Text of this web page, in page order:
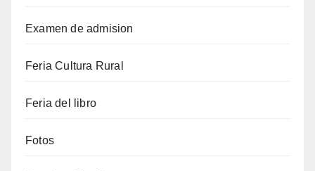
Examen de admision
Feria Cultura Rural
Feria del libro
Fotos